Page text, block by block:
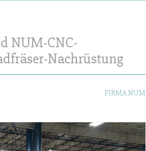
NUM-CNC-
Nachrüstung
FIRMA NUM